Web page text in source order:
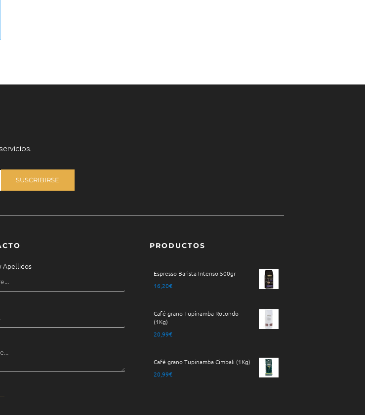
SUSCRIBIRSE
Apellidos
PRODUCTOS
Espresso Barista Intenso 500gr
16,20€
Café grano Tupinamba Rotondo
(1Kg)
20,99€
Café grano Tupinamba Cimbali (1Kg)
20,99€